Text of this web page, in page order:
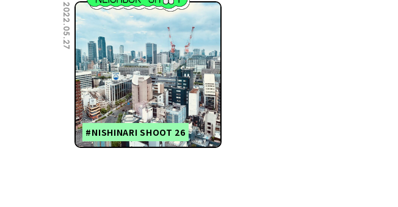
2022.05.27
#NISHINARI SHOOT 26